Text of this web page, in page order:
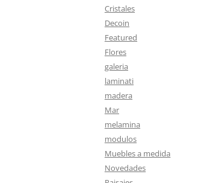
Cristales
Decoin
Featured
Flores
galeria
laminati
madera
Mar
melamina
modulos
Muebles a medida
Novedades